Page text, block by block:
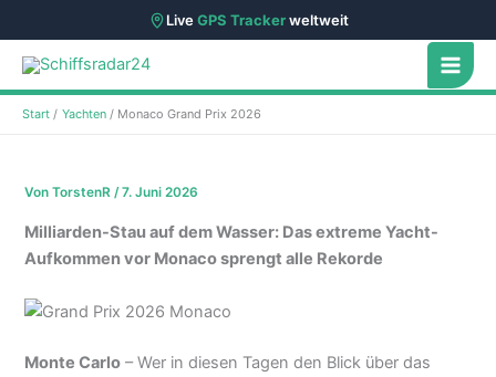
LiveGPS Trackerweltweit
Zum
Inhalt
springen
Start Yachten Monaco Grand Prix 2026
VonTorstenR/7. Juni 2026
Milliarden-Stau auf dem Wasser: Das extreme Yacht-
Aufkommen vor Monaco sprengt alle Rekorde
Monte Carlo – Wer in diesen Tagen den Blick über das